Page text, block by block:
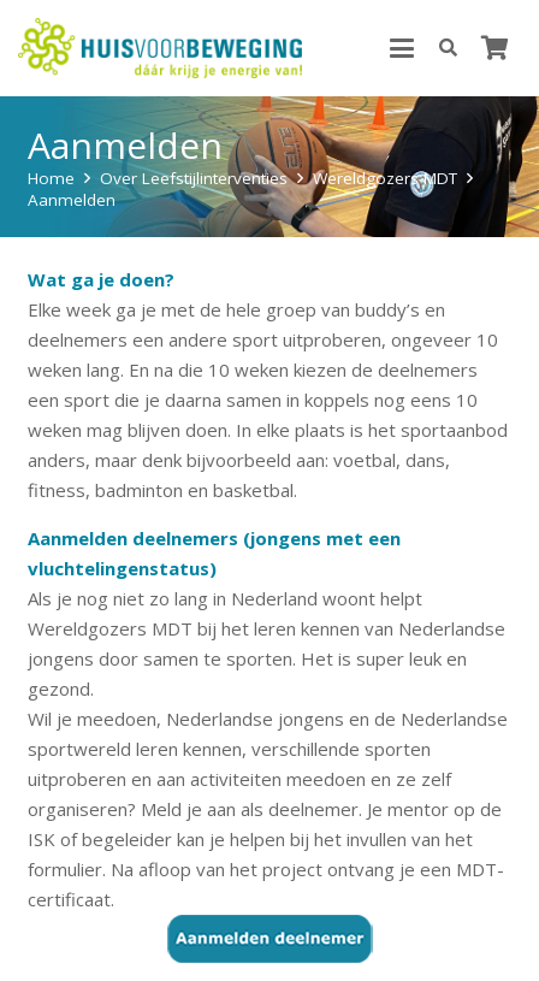
Aanmelden
Home Over Leefstijlinterventies
Wereldgozers MDT
Aanmelden
Wat ga je doen?
Elke week ga je met de hele groep van buddy’s en
deelnemers een andere sport uitproberen, ongeveer 10
weken lang. En na die 10 weken kiezen de deelnemers
een sport die je daarna samen in koppels nog eens 10
weken mag blijven doen. In elke plaats is het sportaanbod
anders, maar denk bijvoorbeeld aan: voetbal, dans,
fitness, badminton en basketbal.
Aanmelden deelnemers (jongens met een
vluchtelingenstatus)
Als je nog niet zo lang in Nederland woont helpt
Wereldgozers MDT bij het leren kennen van Nederlandse
jongens door samen te sporten. Het is super leuk en
gezond.
Wil je meedoen, Nederlandse jongens en de Nederlandse
sportwereld leren kennen, verschillende sporten
uitproberen en aan activiteiten meedoen en ze zelf
organiseren? Meld je aan als deelnemer. Je mentor op de
ISK of begeleider kan je helpen bij het invullen van het
formulier. Na afloop van het project ontvang je een MDT-
certificaat.